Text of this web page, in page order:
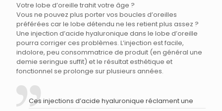
Votre lobe d’oreille trahit votre âge ?
Vous ne pouvez plus porter vos boucles d’oreilles
préférées car le lobe détendu ne les retient plus assez ?
Une injection d’acide hyaluronique dans le lobe d’oreille
pourra corriger ces problèmes. L’injection est facile,
indolore, peu consommatrice de produit (en général une
demie seringue suffit) et le résultat esthétique et
fonctionnel se prolonge sur plusieurs années.
Ces injections d’acide hyaluronique réclament une